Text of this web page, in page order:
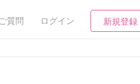
質問 ログイン 新規登録